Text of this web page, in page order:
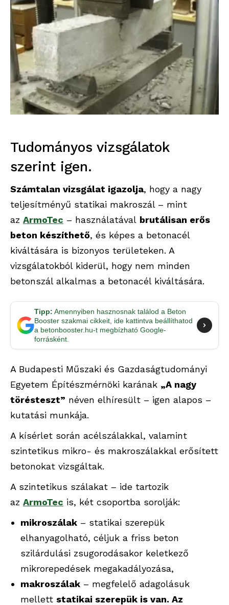
Tudományos vizsgálatok
szerint igen.
Számtalan vizsgálat igazolja, hogy a nagy
teljesítményű statikai makroszál – mint
az ArmoTec – használatával brutálisan erős
beton készíthető, és képes a betonacél
kiváltására is bizonyos területeken. A
vizsgálatokból kiderül, hogy nem minden
betonszál alkalmas a betonacél kiváltására.
Tipp: Amennyiben hasznosnak találod a Beton
Booster szakmai cikkeit, ide kattintva beállíthatod
a betonbooster.hu-t megbízható Google-
forrásként.
A Budapesti Műszaki és Gazdaságtudományi
Egyetem Építészmérnöki karának „A nagy
törésteszt” néven elhíresült – igen alapos –
kutatási munkája.
A kísérlet során acélszálakkal, valamint
szintetikus mikro- és makroszálakkal erősített
betonokat vizsgáltak.
A szintetikus szálakat – ide tartozik
az ArmoTec is, két csoportba sorolják:
mikroszálak – statikai szerepük
elhanyagolható, céljuk a friss beton
szilárdulási zsugorodásakor keletkező
mikrorepedések megakadályozása,
makroszálak – megfelelő adagolásuk
mellett statikai szerepük is van. Az